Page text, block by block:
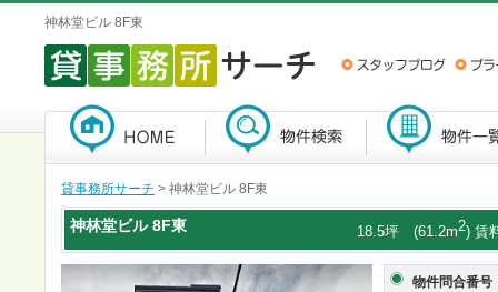
神林堂ビル 8F東
貸事務所サーチ > 神林堂ビル 8F東
神林堂ビル8F東 18.5坪 (61.2m2) 賃
物件問合番号